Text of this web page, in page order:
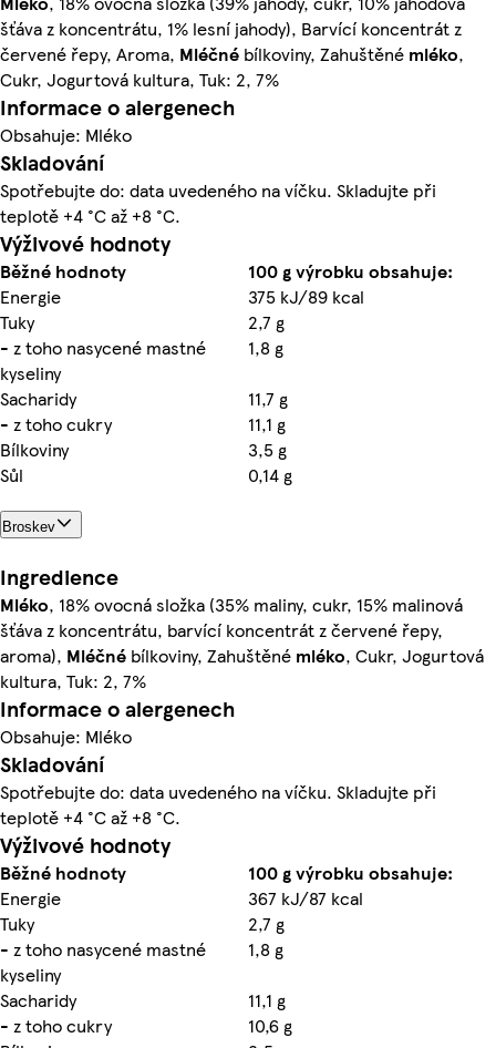
šťáva z koncentrátu, 1% lesní jahody), Barvící koncentrát z
červené řepy, Aroma, Mléčné bílkoviny, Zahuštěné mléko,
Cukr, Jogurtová kultura, Tuk: 2, 7%
Informace o alergenech
Obsahuje: Mléko
Skladování
Spotřebujte do: data uvedeného na víčku. Skladujte při
teplotě +4 °C až +8 °C.
Výživové hodnoty
Běžné hodnoty
100 g výrobku obsahuje:
Energie
375 kJ/89 kcal
Tuky
2,7 g
- z toho nasycené mastné
kyseliny
1,8 g
Sacharidy
11,7 g
- z toho cukry
11,1 g
Bílkoviny
3,5 g
Sůl
0,14 g
Broskev
Ingredience
Mléko, 18% ovocná složka (35% maliny, cukr, 15% malinová
šťáva z koncentrátu, barvící koncentrát z červené řepy,
aroma), Mléčné bílkoviny, Zahuštěné mléko, Cukr, Jogurtová
kultura, Tuk: 2, 7%
Informace o alergenech
Obsahuje: Mléko
Skladování
Spotřebujte do: data uvedeného na víčku. Skladujte při
teplotě +4 °C až +8 °C.
Výživové hodnoty
Běžné hodnoty
100 g výrobku obsahuje:
Energie
367 kJ/87 kcal
Tuky
2,7 g
- z toho nasycené mastné
kyseliny
1,8 g
Sacharidy
11,1 g
- z toho cukry
10,6 g